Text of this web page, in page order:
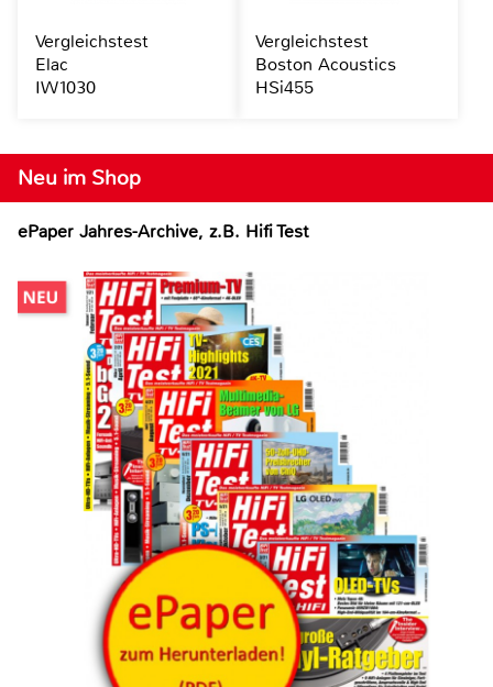
Neu im Shop
ePaper Jahres-Archive, z.B. Hifi Test
Vergleichstest
Elac
IW1030
Vergleichstest
Boston Acoustics
HSi455